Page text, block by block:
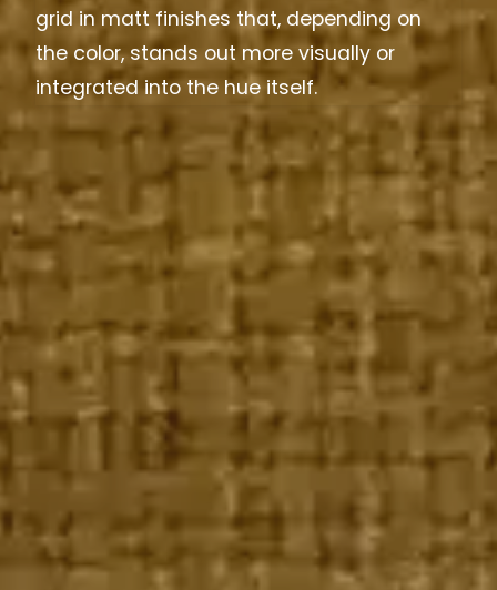
grid in matt finishes that, depending on
the color, stands out more visually or
integrated into the hue itself.